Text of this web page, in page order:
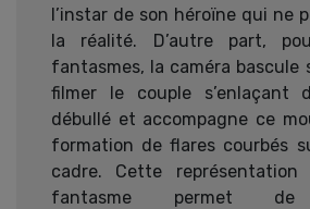
l’instar de son héroïne qui ne
la réalité. D’autre part,
fantasmes, la caméra bascule
filmer le couple s’enlaçant
débullé et accompagne ce
formation de flares courbés
cadre. Cette
fantasme permet de